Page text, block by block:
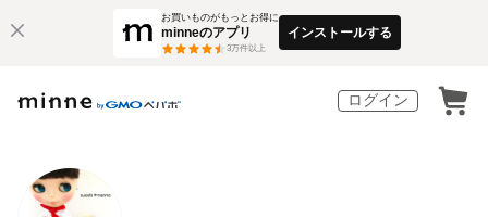
お買いものがもっとお得に
minneのアプリ
3万件以上
インストールする
ログイン